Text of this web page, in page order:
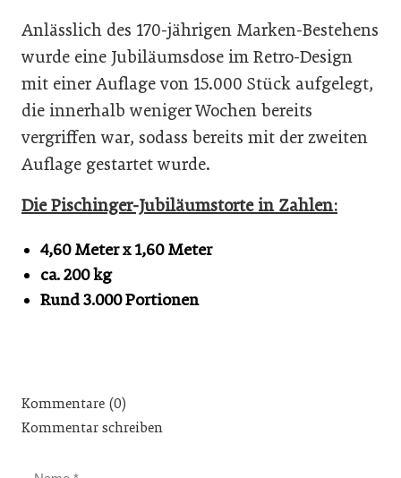
Anlässlich des 170-jährigen Marken-Bestehens
wurde eine Jubiläumsdose im Retro-Design
mit einer Auflage von 15.000 Stück aufgelegt,
die innerhalb weniger Wochen bereits
vergriffen war, sodass bereits mit der zweiten
Auflage gestartet wurde.
Die Pischinger-Jubiläumstorte in Zahlen:
4,60 Meter x 1,60 Meter
ca. 200 kg
Rund 3.000 Portionen
Kommentare (0)
Kommentar schreiben